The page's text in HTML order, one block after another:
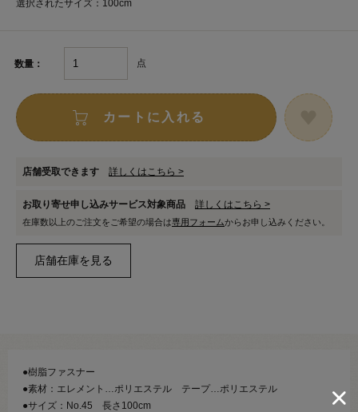
選択されたサイズ：100cm
数量： 点
カートに入れる
店舗受取できます 詳しくはこちら >
お取り寄せ申し込みサービス対象商品 詳しくはこちら >
在庫数以上のご注文をご希望の場合は専用フォームからお申し込みください。
●樹脂ファスナー
●素材：エレメント…ポリエステル テープ…ポリエステル
●サイズ：No.45 長さ100cm